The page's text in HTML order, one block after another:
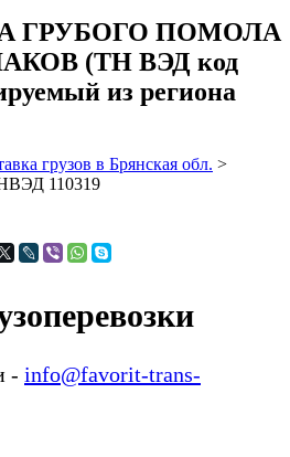
ГРУБОГО ПОМОЛА
(ТН ВЭД код
из региона
грузов в Брянская обл. >
110319
- info@favorit-trans-